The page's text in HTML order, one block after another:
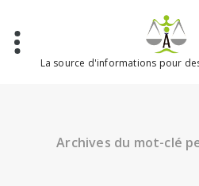
contenu
La source d'informations pour
Archives du mot-clé